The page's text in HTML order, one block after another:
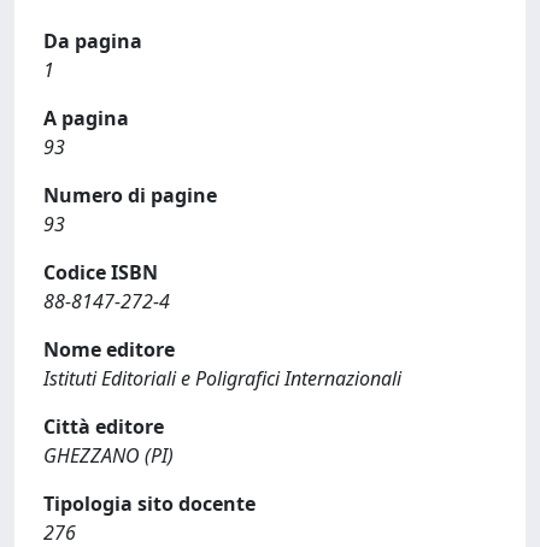
Da pagina
1
A pagina
93
Numero di pagine
93
Codice ISBN
88-8147-272-4
Nome editore
Istituti Editoriali e Poligrafici Internazionali
Città editore
GHEZZANO (PI)
Tipologia sito docente
276